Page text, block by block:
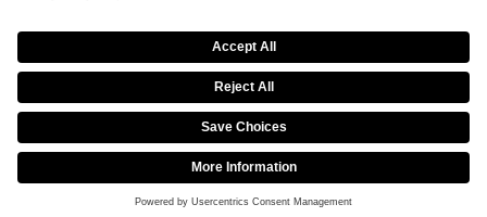
© 2026 ESL FACEIT GROUP
Imprint Privacy Policy Cookie Policy
Terms of Use
Copyright Policy
Procurement Policy
Whistleblowing
Modern Slavery Statement
Security & Disclosure